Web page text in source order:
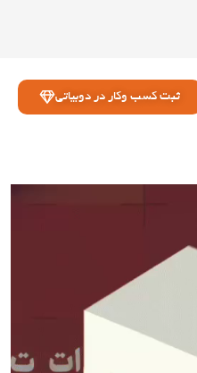
ثبت کسب وکار در دوبیاتی